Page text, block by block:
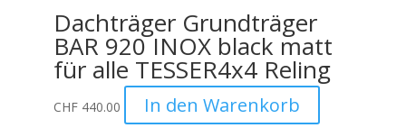
Dachträger Grundträger
BAR 920 INOX black matt
für alle TESSER4x4 Reling
CHF440.00 In den Warenkorb